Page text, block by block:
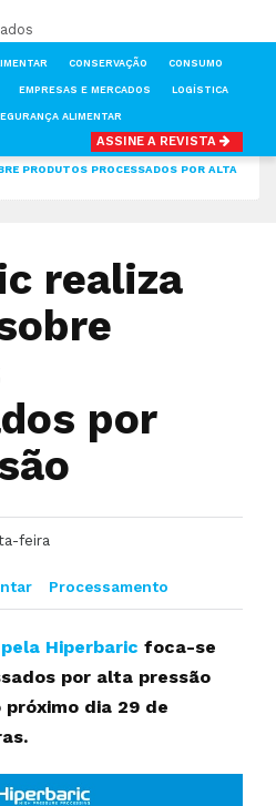
CONSERVAÇÃO CONSUMO
EMPRESAS E MERCADOS LOGÍSTICA
ALIMENTAR
ASSINE A REVISTA
PRODUTOS PROCESSADOS POR ALTA
realiza
por
feira
Processamento
Hiperbaric foca-se
por alta pressão
dia 29 de